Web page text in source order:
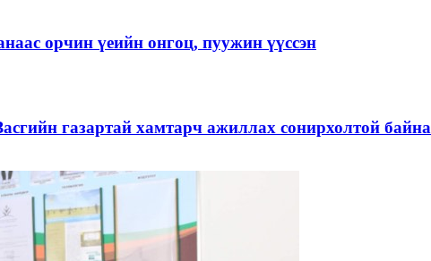
орчин үеийн онгоц, пуужин үүссэн
газартай хамтарч ажиллах сонирхолтой байна